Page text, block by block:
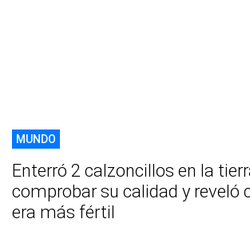
MUNDO
Enterró 2 calzoncillos en la
comprobar su calidad y reveló
era más fértil